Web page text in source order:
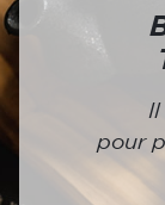
Il
pour